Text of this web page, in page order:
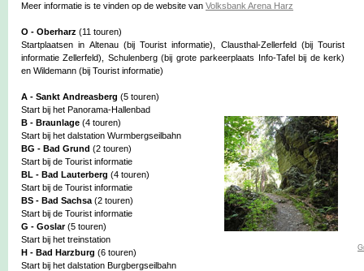
Meer informatie is te vinden op de website van Volksbank Arena Harz
O - Oberharz (11 touren)
Startplaatsen in Altenau (bij Tourist informatie), Clausthal-Zellerfeld (bij Tourist
informatie Zellerfeld), Schulenberg (bij grote parkeerplaats Info-Tafel bij de kerk)
en Wildemann (bij Tourist informatie)
A - Sankt Andreasberg (5 touren)
Start bij het Panorama-Hallenbad
B - Braunlage (4 touren)
Start bij het dalstation Wurmbergseilbahn
BG - Bad Grund (2 touren)
Start bij de Tourist informatie
BL - Bad Lauterberg (4 touren)
Start bij de Tourist informatie
BS - Bad Sachsa (2 touren)
Start bij de Tourist informatie
G - Goslar(5 touren)
Start bij het treinstation
H - Bad Harzburg (6 touren)
Start bij het dalstation Burgbergseilbahn